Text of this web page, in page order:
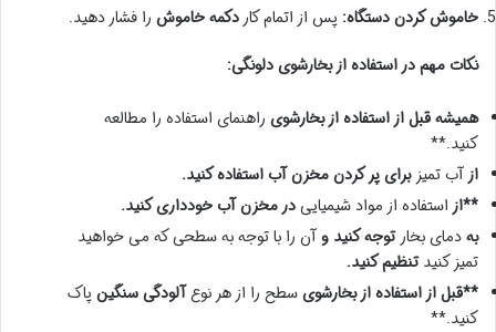
خاموش کردن دستگاه: پس از اتمام کار دکمه خاموش را فشار دهید.
نکات مهم در استفاده از بخارشوی دلونگی:
همیشه قبل از استفاده از بخارشوی راهنمای استفاده را مطالعه
کنید.**
از آب تمیز برای پر کردن مخزن آب استفاده کنید.
**از استفاده از مواد شیمیاییدر مخزن آب خودداری کنید.
بهدمای بخار توجه کنید وآن را با توجه به سطحی که می خواهید
تمیز کنیدتنظیم کنید.
**قبل از استفاده از بخارشویسطح را از هر نوعآلودگی سنگینپاک
کنید.**